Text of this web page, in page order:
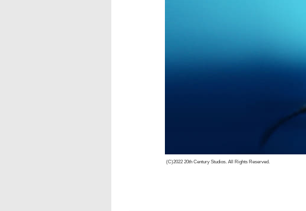
(C)2022 20th Century Studios. All Rights Reserved.